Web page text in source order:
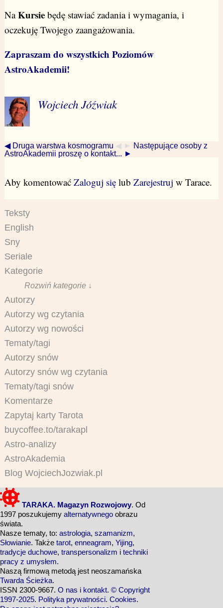
NaKursiebędę stawiać zadania i wymagania, i
oczekuję Twojego zaangażowania.
Zapraszam do wszystkich Poziomów
AstroAkademii!
Wojciech Jóźwiak
◀ Druga warstwa kosmogramu ◀ ►
Następujące osoby z
AstroAkademii proszę o kontakt... ►
Aby komentować Zaloguj sięlub Zarejestruj w Tarace.
Teksty
English
Sny
Seriale
Kategorie
Rozwiń kategorie ↓
Autorzy
Autorzy wg czytania
Autorzy wg nowości
Tematy/tagi
Autorzy snów
Autorzy snów wg czytania
Tematy/tagi snów
Komentarze
Zapytaj karty Tarota
buycoffee.to/tarakapl
Astro-analizy
AstroAkademia
Blog WojciechJozwiak.pl
TARAKA. Magazyn Rozwojowy. Od
1997 poszukujemy alternatywnego obrazu
świata.
Nasze tematy, to: astrologia, szamanizm,
Słowianie. Także tarot, enneagram, Yijing,
tradycje duchowe, transpersonalizm i techniki
pracy z umysłem.
Naszą firmową metodą jest neoszamańska
Twarda Ścieżka.
ISSN 2300-9667. O nas i kontakt. © Copyright
1997-2025. Polityka prywatności. Cookies.